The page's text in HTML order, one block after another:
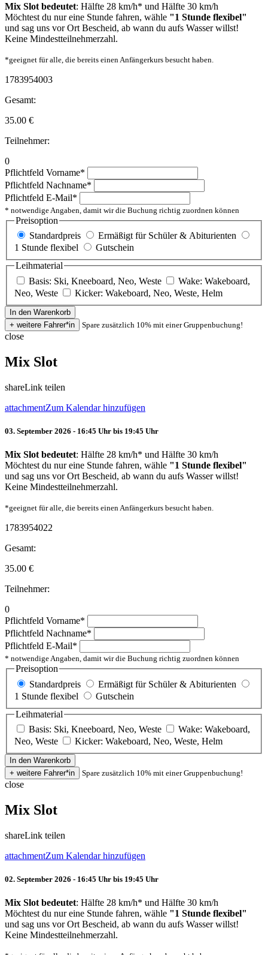
Mix Slot bedeutet: Hälfte 28 km/h* und Hälfte 30 km/h
Möchtest du nur eine Stunde fahren, wähle "1 Stunde flexibel"
und sag uns vor Ort Bescheid, ab wann du aufs Wasser willst!
Keine Mindestteilnehmerzahl.
*geeignet für alle, die bereits einen Anfängerkurs besucht haben.
1783954003
Gesamt:
35.00 €
Teilnehmer:
0
Pflichtfeld Vorname*
Pflichtfeld Nachname*
Pflichtfeld E-Mail*
* notwendige Angaben, damit wir die Buchung richtig zuordnen können
Preisoption
Standardpreis
Ermäßigt für Schüler & Abiturienten
1 Stunde flexibel
Gutschein
Leihmaterial
Basis: Ski, Kneeboard, Neo, Weste
Wake: Wakeboard,
Neo, Weste
Kicker: Wakeboard, Neo, Weste, Helm
Spare zusätzlich 10% mit einer Gruppenbuchung!
close
Mix Slot
shareLink teilen
attachmentZum Kalendar hinzufügen
03. September 2026 - 16:45 Uhr bis 19:45 Uhr
Mix Slot bedeutet: Hälfte 28 km/h* und Hälfte 30 km/h
Möchtest du nur eine Stunde fahren, wähle "1 Stunde flexibel"
und sag uns vor Ort Bescheid, ab wann du aufs Wasser willst!
Keine Mindestteilnehmerzahl.
*geeignet für alle, die bereits einen Anfängerkurs besucht haben.
1783954022
Gesamt:
35.00 €
Teilnehmer:
0
Pflichtfeld Vorname*
Pflichtfeld Nachname*
Pflichtfeld E-Mail*
* notwendige Angaben, damit wir die Buchung richtig zuordnen können
Preisoption
Standardpreis
Ermäßigt für Schüler & Abiturienten
1 Stunde flexibel
Gutschein
Leihmaterial
Basis: Ski, Kneeboard, Neo, Weste
Wake: Wakeboard,
Neo, Weste
Kicker: Wakeboard, Neo, Weste, Helm
Spare zusätzlich 10% mit einer Gruppenbuchung!
close
Mix Slot
shareLink teilen
attachmentZum Kalendar hinzufügen
02. September 2026 - 16:45 Uhr bis 19:45 Uhr
Mix Slot bedeutet: Hälfte 28 km/h* und Hälfte 30 km/h
Möchtest du nur eine Stunde fahren, wähle "1 Stunde flexibel"
und sag uns vor Ort Bescheid, ab wann du aufs Wasser willst!
Keine Mindestteilnehmerzahl.